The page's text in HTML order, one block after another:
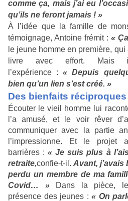
comme ça, mais j’ai eu
qu’ils ne feront jamais ! »
À l’idée que la famille de
témoignage, Antoine frémit : «
le jeune homme en première,
livre avec effort.
l’expérience :« Depuis
bien qu’un lien s’est créé. »
Des bienfaits réciproques
Écouter le vieil homme lui
l’a amusé, et le voir rêver
communiquer avec la partie
l’impressionne. Et le projet
barrières :« Je suis plus à
retraite,confie-t-il. Avant, j’avais
perdu un membre de ma
Covid… »Dans la pièce,
présence des jeunes :« On